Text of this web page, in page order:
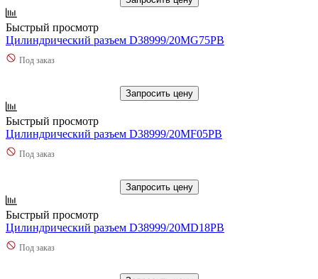
Быстрый просмотр
Цилиндрический разъем D38999/20MG75PB
Под заказ
Запросить цену
Быстрый просмотр
Цилиндрический разъем D38999/20MF05PB
Под заказ
Запросить цену
Быстрый просмотр
Цилиндрический разъем D38999/20MD18PB
Под заказ